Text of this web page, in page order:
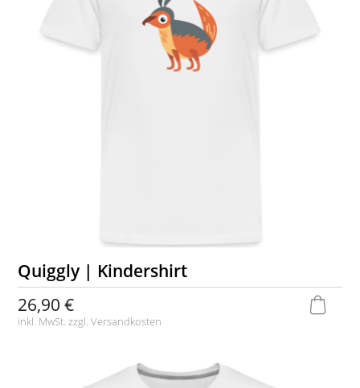
Quiggly | Kindershirt
26,90 €
inkl. MwSt. zzgl.Versandkosten